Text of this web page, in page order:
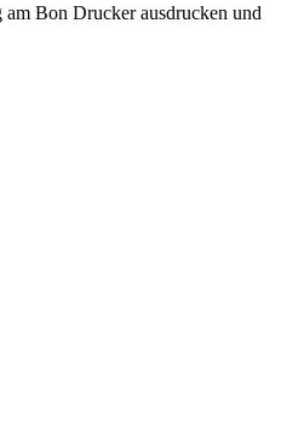
Bon Drucker ausdrucken und